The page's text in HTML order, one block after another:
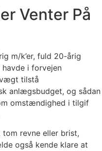
Venter På
m/k’er, fuld 20-årig
havde i forvejen
tilstå
anlægsbudget, og sådan
omstændighed i tilgif
revne eller brist,
også kende klare at